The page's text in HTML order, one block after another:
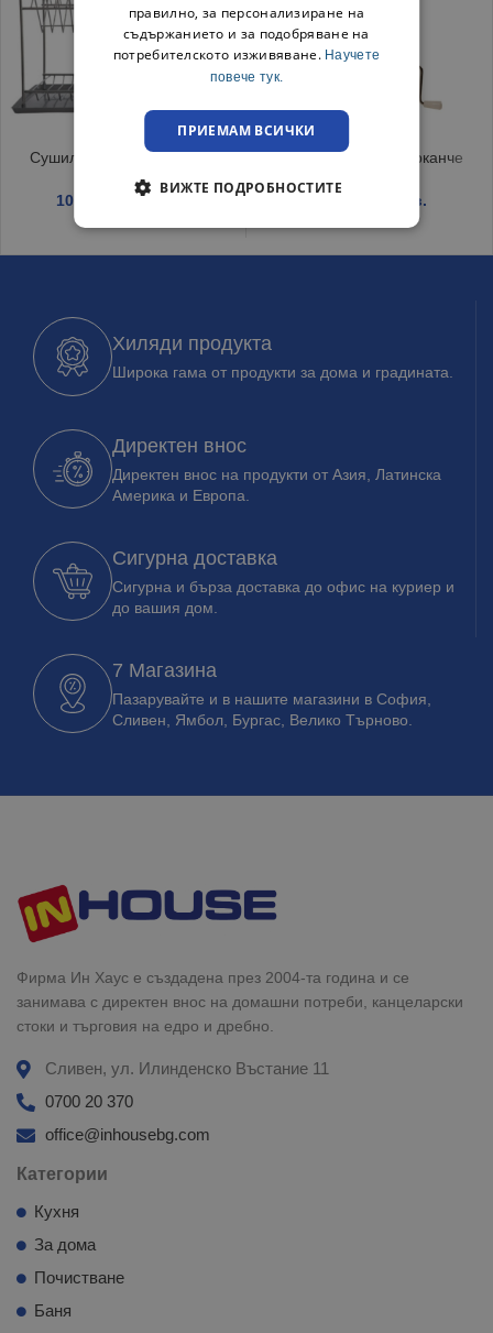
Сушилник за чинии Никел
10.99 / 21.49 лв.
Орехомелачка с бурканче
/ 7.02 лв.
Хиляди продукта
Широка гама от продукти за дома и градината.
Директен внос
Директен внос на продукти от Азия, Латинска
Америка и Европа.
Сигурна доставка
Сигурна и бърза доставка до офис на куриер и
до вашия дом.
7 Магазина
Пазарувайте и в нашите магазини в София,
Сливен, Ямбол, Бургас, Велико Търново.
Фирма Ин Хаус е създадена през 2004-та година и се
занимава с директен внос на домашни потреби, канцеларски
стоки и търговия на едро и дребно.
Сливен, ул. Илинденско Въстание 11
0700 20 370
office@inhousebg.com
Категории
Кухня
За дома
Почистване
Баня
правилно, за персонализиране на
съдържанието и за подобряване на
потребителското изживяване. Научете
повече тук.
ПРИЕМАМ ВСИЧКИ
ВИЖТЕ ПОДРОБНОСТИТЕ